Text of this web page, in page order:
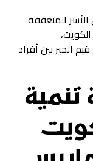
المتعففة
الخير بين أفراد